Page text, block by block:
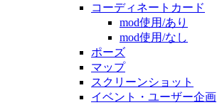
コーディネートカード
mod使用/あり
mod使用/なし
ポーズ
マップ
スクリーンショット
イベント・ユーザー企画